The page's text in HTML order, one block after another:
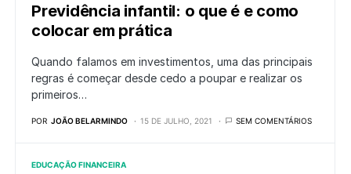
Previdência infantil: o que é e como
colocar em prática
Quando falamos em investimentos, uma das principais
regras é começar desde cedo a poupar e realizar os
primeiros…
POR JOÃO BELARMINDO 15 DE JULHO, 2021 SEM COMENTÁRIOS
EDUCAÇÃO FINANCEIRA